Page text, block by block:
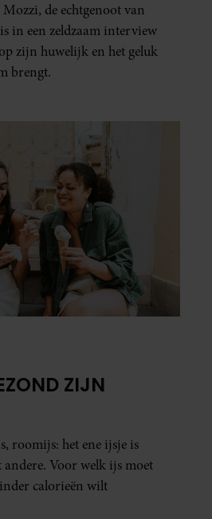
de echtgenoot van
in een zeldzaam interview
zijn huwelijk en het geluk
brengt.
ZIJN
roomijs: het ene ijsje is
andere. Voor welk ijs moet
calorieën wilt